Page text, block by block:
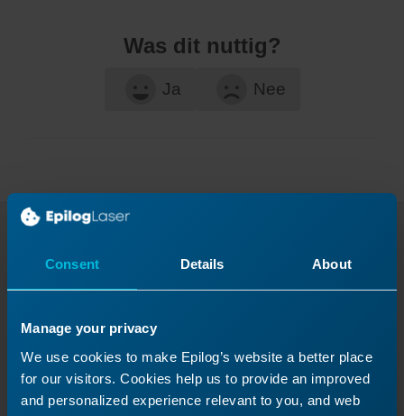
Consent Details About
Manage your privacy
We use cookies to make Epilog’s website a better place
for our visitors. Cookies help us to provide an improved
and personalized experience relevant to you, and web
Was dit nuttig?
Ja Nee
Ga verder met je
laseravontuur
te zien wat er daarna komt!